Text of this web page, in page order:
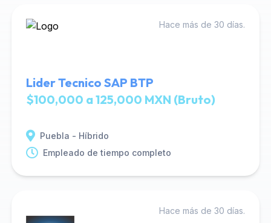
Hace más de 30 días.
Lider Tecnico SAP BTP
$100,000 a 125,000 MXN (Bruto)
Puebla - Híbrido
Empleado de tiempo completo
Hace más de 30 días.